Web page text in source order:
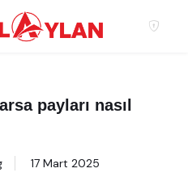
payları nasıl
17 Mart 2025